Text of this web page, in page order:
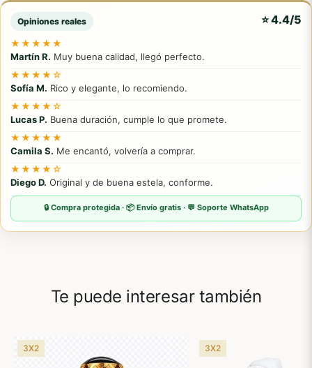
Opiniones reales ⭐ 4.4/5
★★★★★
Martín R. Muy buena calidad, llegó perfecto.
★★★★☆
Sofía M. Rico y elegante, lo recomiendo.
★★★★☆
Lucas P. Buena duración, cumple lo que promete.
★★★★★
Camila S. Me encantó, volvería a comprar.
★★★★☆
Diego D. Original y de buena estela, conforme.
🔒 Compra protegida · 📦 Envío gratis · 💬 Soporte WhatsApp
Te puede interesar también
3X2 3X2